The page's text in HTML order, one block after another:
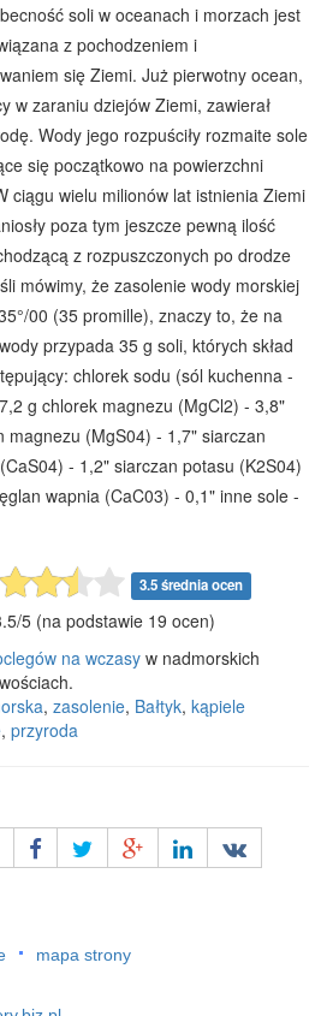
soli w oceanach i morzach jest
z po­chodzeniem i
się Ziemi. Już pierwotny ocean,
w zaraniu dziejów Ziemi, zawierał
Wody jego rozpuściły rozmaite sole
się początkowo na powierzchni
ciągu wielu milionów lat istnienia Ziemi
poza tym jeszcze pewną ilość
z rozpuszczonych po drodze
mówimy, że zasolenie wody morskiej
00 (35 promille), znaczy to, że na
przypada 35 g soli, których skład
chlorek sodu (sól kuchenna -
g chlorek magnezu (MgCl2) - 3,8"
magnezu (MgS04) - 1,7" siarczan
- 1,2" siarczan potasu (K2S04)
wapnia (CaC03) - 0,1" inne sole -
3.5 średnia ocen
/5 (na podstawie 19 ocen)
na wczasy w nadmorskich
, zasolenie, Bałtyk, kąpiele
, przyroda
mapa strony